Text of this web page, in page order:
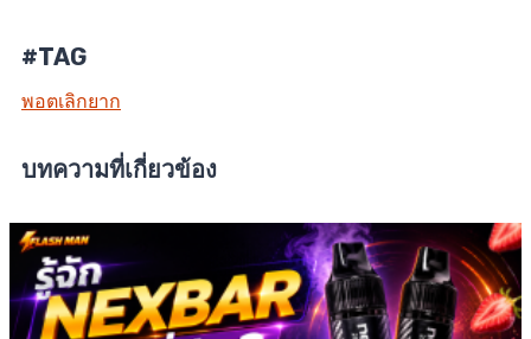
#TAG
พอตเลิกยาก
บทความที่เกี่ยวข้อง